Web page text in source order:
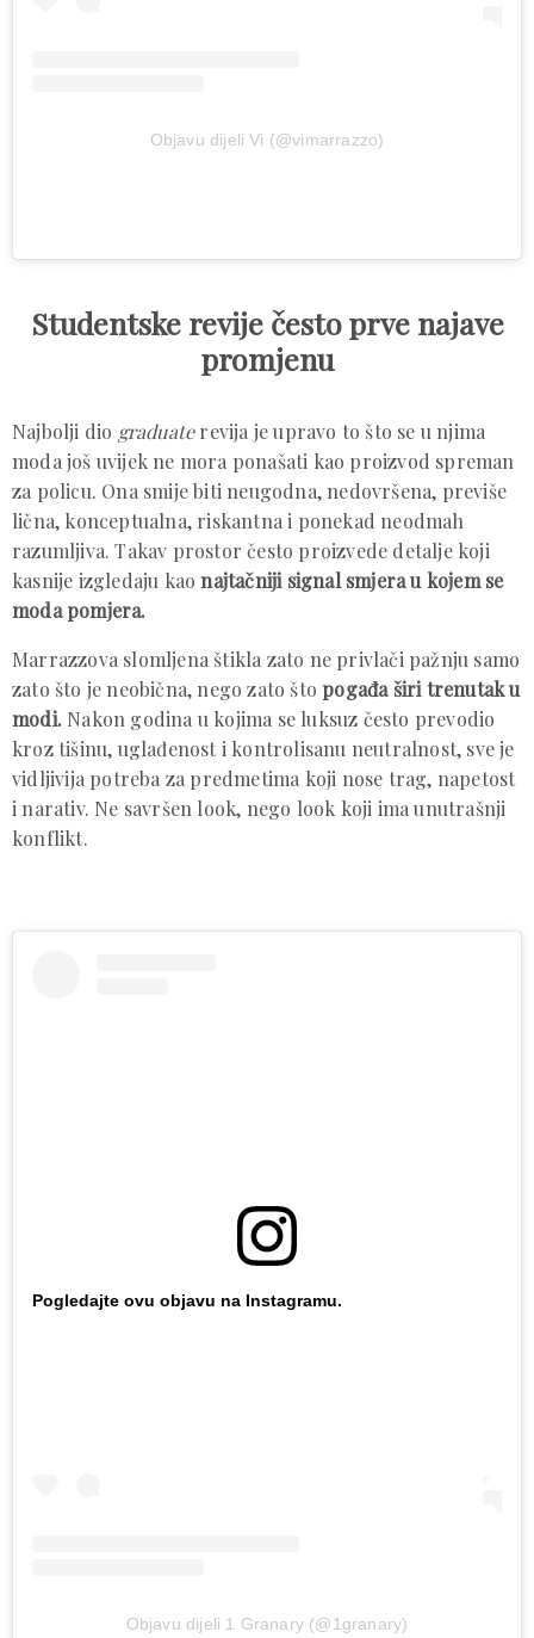
Objavu dijeli Vi (@vimarrazzo)
Studentske revije često prve najave
promjenu
Najbolji dio graduaterevija je upravo to što se u njima
moda još uvijek ne mora ponašati kao proizvod spreman
za policu. Ona smije biti neugodna, nedovršena, previše
lična, konceptualna, riskantna i ponekad neodmah
razumljiva. Takav prostor često proizvede detalje koji
kasnije izgledaju kaonajtačniji signal smjera u kojem se
moda pomjera.
Marrazzova slomljena štikla zato ne privlači pažnju samo
zato što je neobična, nego zato štopogađa širi trenutak u
modi. Nakon godina u kojima se luksuz često prevodio
kroz tišinu, uglađenost i kontrolisanu neutralnost, sve je
vidljivija potreba za predmetima koji nose trag, napetost
i narativ. Ne savršen look, nego look koji ima unutrašnji
konflikt.
Pogledajte ovu objavu na Instagramu.
Objavu dijeli 1 Granary (@1granary)